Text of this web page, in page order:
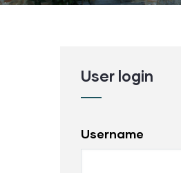
User login
Username